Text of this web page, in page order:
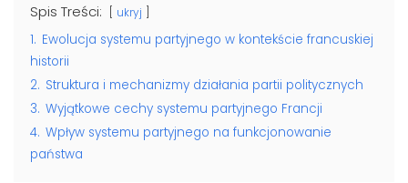
Spis Treści: ukryj
1. Ewolucja systemu partyjnego w kontekście francuskiej
historii
2. Struktura i mechanizmy działania partii politycznych
3. Wyjątkowe cechy systemu partyjnego Francji
4. Wpływ systemu partyjnego na funkcjonowanie
państwa